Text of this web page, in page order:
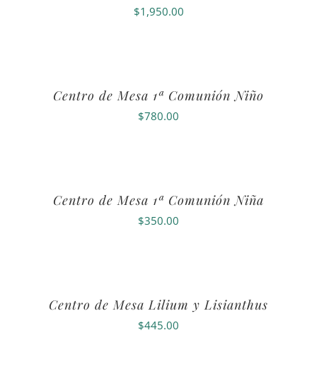
$1,950.00
Centro de Mesa 1ª Comunión Niño
$780.00
Centro de Mesa 1ª Comunión Niña
$350.00
Centro de Mesa Lilium y Lisianthus
$445.00